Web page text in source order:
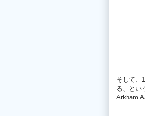
そして、
る、とい
Arkham